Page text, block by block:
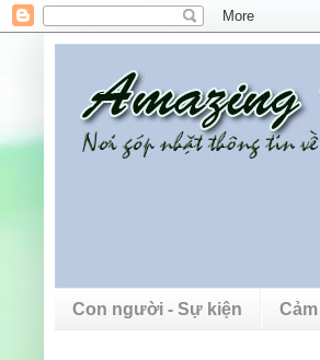
Con người - Sự kiện